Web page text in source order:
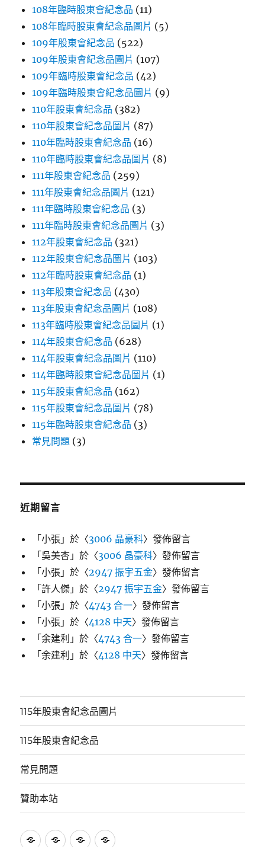
108年臨時股東會紀念品 (11)
108年臨時股東會紀念品圖片 (5)
109年股東會紀念品 (522)
109年股東會紀念品圖片 (107)
109年臨時股東會紀念品 (42)
109年臨時股東會紀念品圖片 (9)
110年股東會紀念品 (382)
110年股東會紀念品圖片 (87)
110年臨時股東會紀念品 (16)
110年臨時股東會紀念品圖片 (8)
111年股東會紀念品 (259)
111年股東會紀念品圖片 (121)
111年臨時股東會紀念品 (3)
111年臨時股東會紀念品圖片 (3)
112年股東會紀念品 (321)
112年股東會紀念品圖片 (103)
112年臨時股東會紀念品 (1)
113年股東會紀念品 (430)
113年股東會紀念品圖片 (108)
113年臨時股東會紀念品圖片 (1)
114年股東會紀念品 (628)
114年股東會紀念品圖片 (110)
114年臨時股東會紀念品圖片 (1)
115年股東會紀念品 (162)
115年股東會紀念品圖片 (78)
115年臨時股東會紀念品 (3)
常見問題 (3)
近期留言
「小張 」於〈3006 晶豪科〉發佈留言
「吳美杏 」於〈3006 晶豪科〉發佈留言
「小張 」於〈2947 振宇五金〉發佈留言
「許人傑 」於〈2947 振宇五金〉發佈留言
「小張 」於〈4743 合一〉發佈留言
「小張 」於〈4128 中天〉發佈留言
「余建利 」於〈4743 合一〉發佈留言
「余建利 」於〈4128 中天〉發佈留言
115年股東會紀念品圖片
115年股東會紀念品
常見問題
贊助本站
115 115 常 贊